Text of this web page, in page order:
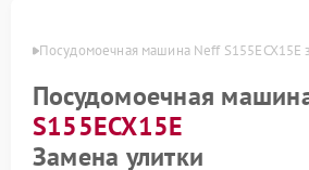
Посудомоечная машина Neff S155ECX15E
Посудомоечная
S155ECX15E
Замена улитки